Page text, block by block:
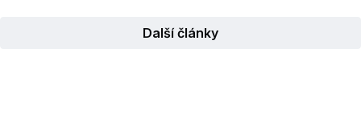
Další články